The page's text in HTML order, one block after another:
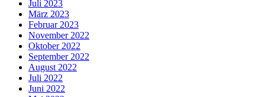
Juli 2023
März 2023
Februar 2023
November 2022
Oktober 2022
September 2022
August 2022
Juli 2022
Juni 2022